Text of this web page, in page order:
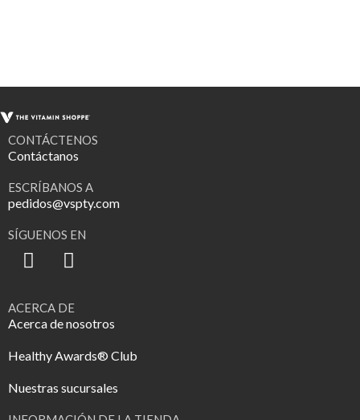
CONTÁCTENOS
Contáctanos
ESCRÍBANOS A
pedidos@vspty.com
SÍGUENOS EN
ACERCA DE
Acerca de nosotros
Healthy Awards® Club
Nuestras sucursales